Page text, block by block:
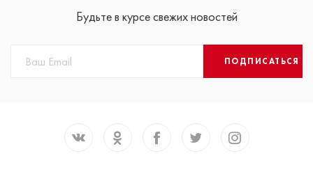
Будьте в курсе свежих новостей
ПОДПИСАТЬСЯ